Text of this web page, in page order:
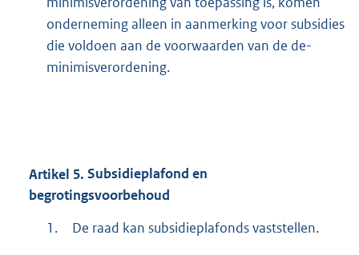
onderneming alleen in aanmerking voor subsidies
die voldoen aan de voorwaarden van de de-
minimisverordening.
Artikel 5. Subsidieplafond en
begrotingsvoorbehoud
1.
De raad kan subsidieplafonds vaststellen.